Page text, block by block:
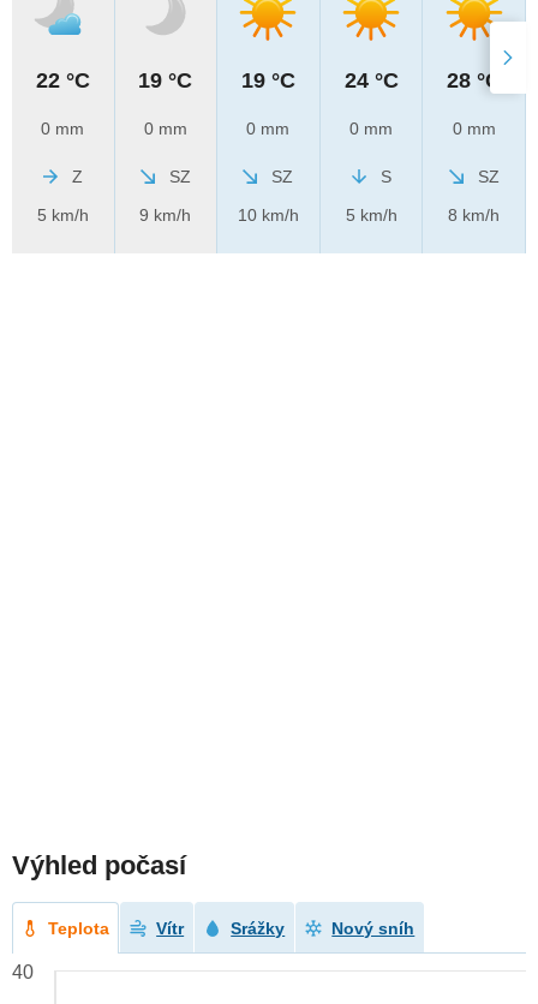
22 °C
0 mm
Z
5 km/h
19 °C
0 mm
SZ
9 km/h
19 °C
0 mm
SZ
10 km/h
24 °C
0 mm
S
5 km/h
28 °C
0 mm
SZ
8 km/h
Výhled počasí
Teplota Vítr Srážky Nový sníh
40